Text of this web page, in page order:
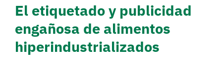
El etiquetado y publicidad
engañosa de alimentos
hiperindustrializados